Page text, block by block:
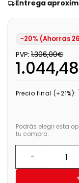
Entrega
-20% (Ahorras
PVP: 1.306,00€
Precio final (+21%):
Podrás elegir esta
tu compra.